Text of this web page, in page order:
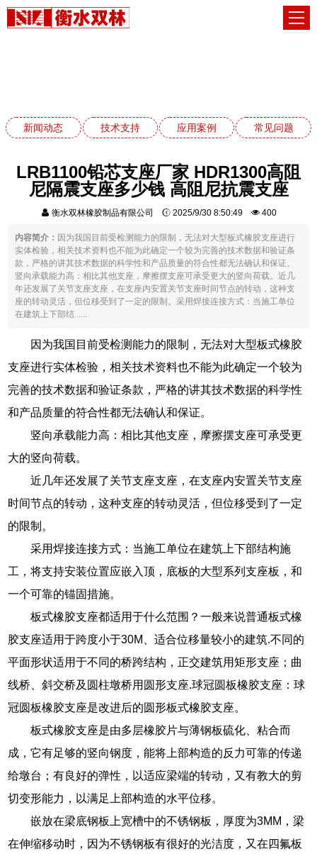
新闻动态 技术支持 应用案例 常见问题
LRB1100铅芯支座厂家 HDR1300高阻
尼隔震支座多少钱 高阻尼抗震支座
衡水双林橡胶制品有限公司 2025/9/30 8:50:49 400
内容简介： 因为我国目前受检测能力的限制，无法对大型板式橡胶支座进行
实体检验，相关技术资料也不能为此确定一个较为完善的技术数据和验证条
款，严格的讲其技术数据的科学性和产品质量的符合性都无法确认和保证。
竖向承载能力高：相比其他支座，摩擦摆支座可承受更大的竖向荷载。近几
年还发展了关节支座支座，在支座内安置关节支座时间节点的转动，这种支
座的转动灵活，但位移受到了一定的限制。采用焊接连接方式：当施工单位
在建筑上下部结......
因为我国目前受检测能力的限制，无法对大型板式橡胶
支座进行实体检验，相关技术资料也不能为此确定一个较为
完善的技术数据和验证条款，严格的讲其技术数据的科学性
和产品质量的符合性都无法确认和保证。
竖向承载能力高：相比其他支座，摩擦摆支座可承受更
大的竖向荷载。
近几年还发展了关节支座支座，在支座内安置关节支座
时间节点的转动，这种支座的转动灵活，但位移受到了一定
的限制。
采用焊接连接方式：当施工单位在建筑上下部结构施
工，将支持安装位置应嵌入顶，底板的大型系列支座板，和
一个可靠的锚固措施。
板式橡胶支座都适用于什么范围？一般来说普通板式橡
胶支座适用于跨度小于30M、适合位移量较小的建筑.不同的
平面形状适用于不同的桥跨结构，正交建筑用矩形支座；曲
线桥、斜交桥及圆柱墩桥用圆形支座.球冠圆板橡胶支座：球
冠圆板橡胶支座是改进后的圆形板式橡胶支座。
板式橡胶支座是由多层橡胶片与薄钢板硫化、粘合而
成，它有足够的竖向钢度，能将上部构造的反力可靠的传递
给墩台；有良好的弹性，以适应梁端的转动，又有教大的剪
切变形能力，以满足上部构造的水平位移。
嵌放在梁底钢板上宽槽中的不锈钢板，厚度为3MM，梁
在伸缩移动时，因为不锈钢板有很好的光洁度，又在四氟板